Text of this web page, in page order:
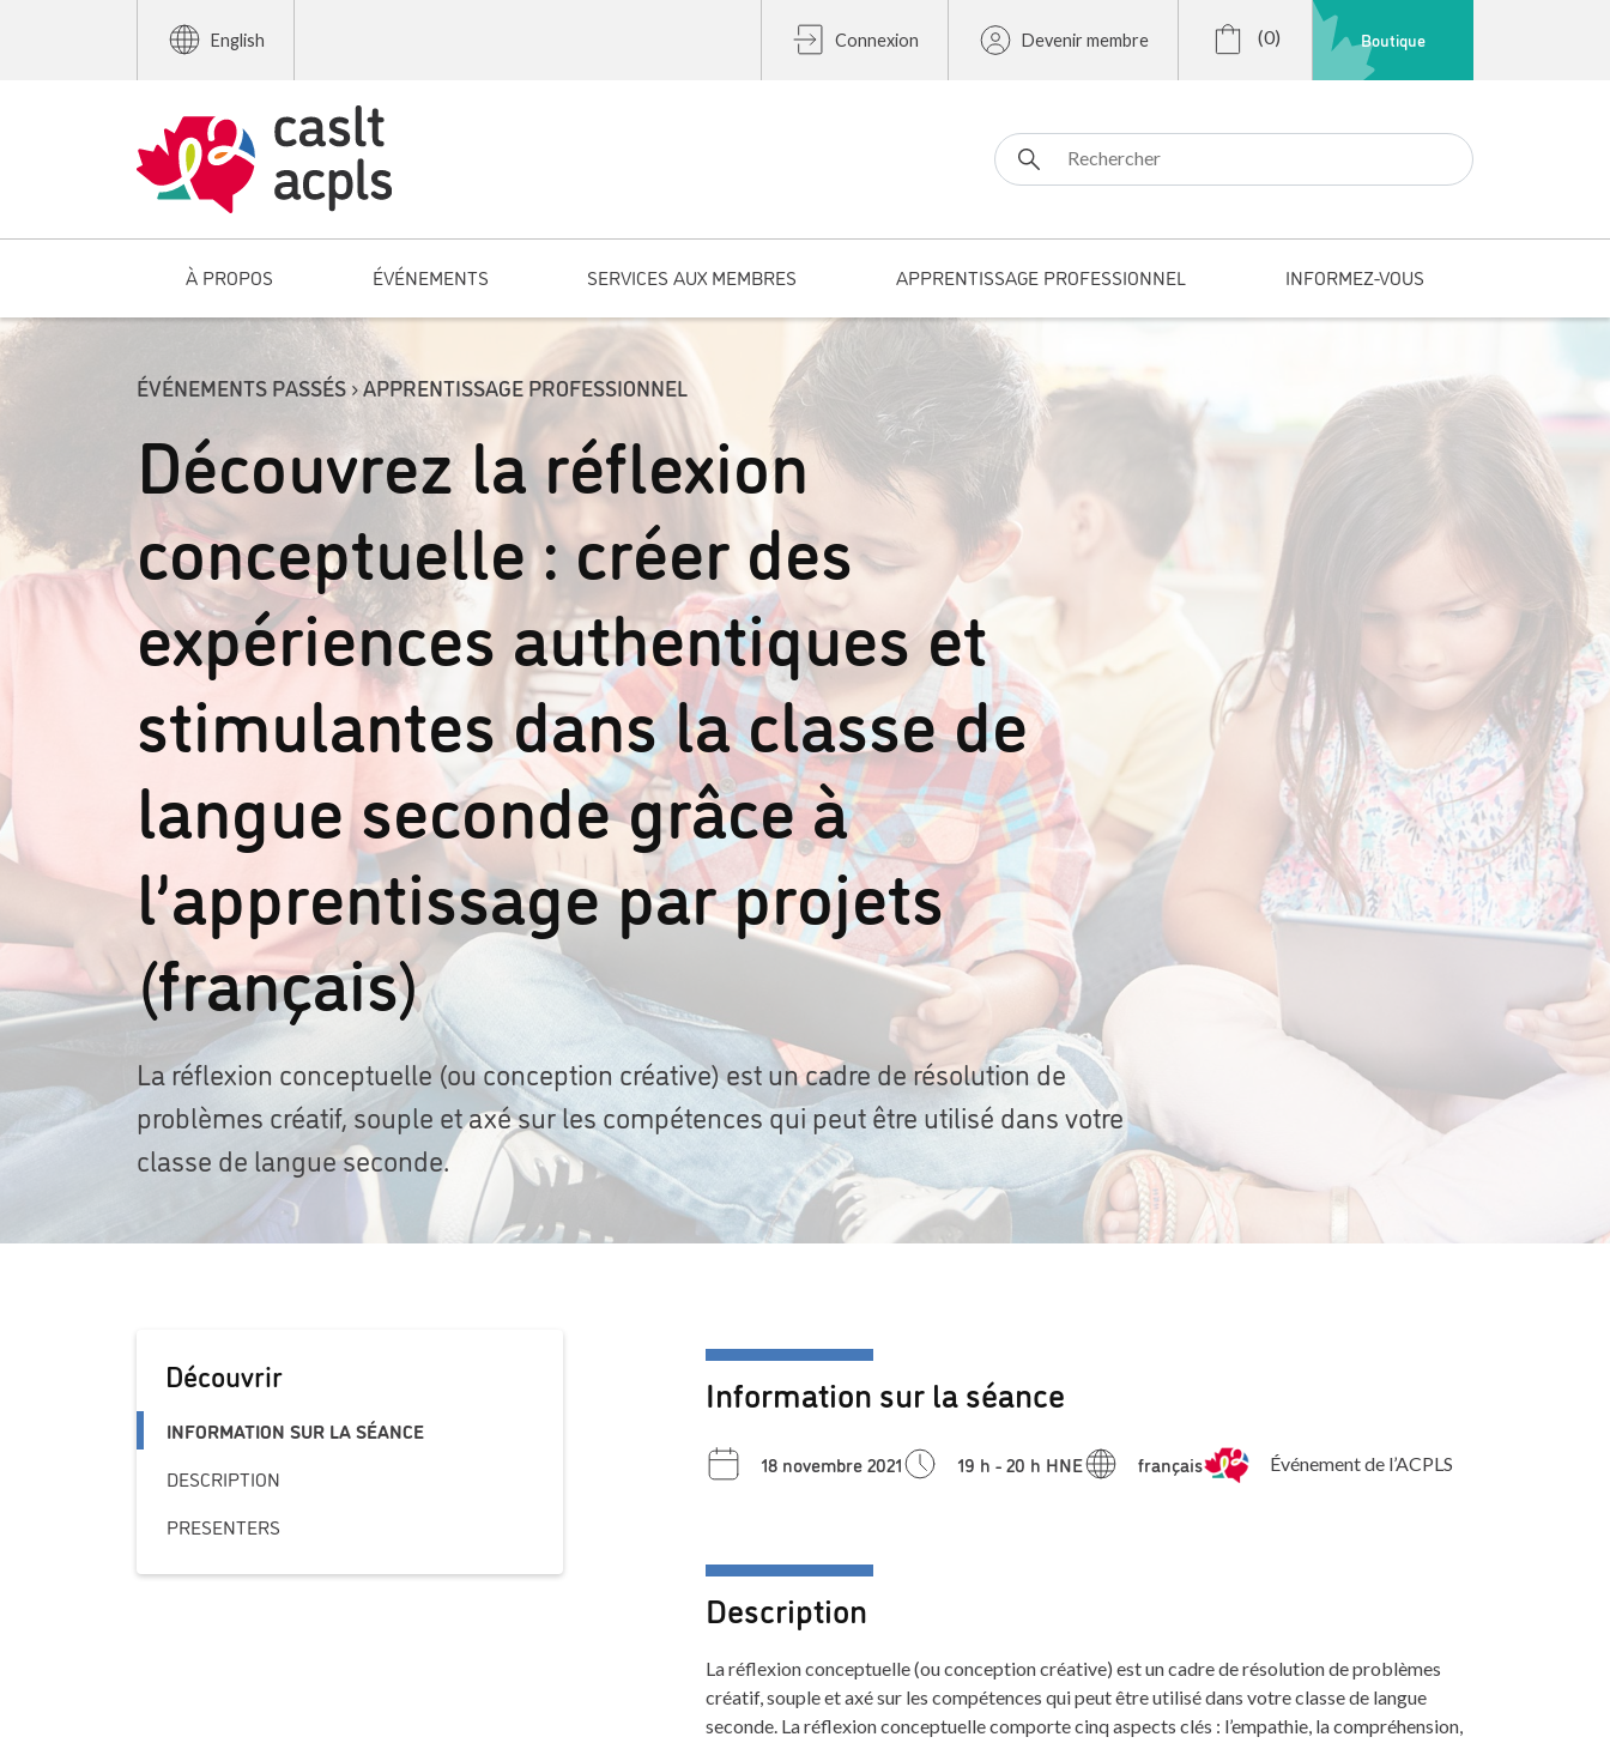
English Connexion Devenir membre (0) Boutique
Search for:
À PROPOS ÉVÉNEMENTS SERVICES AUX MEMBRES APPRENTISSAGE PROFESSIONNEL INFORMEZ-VOUS
ÉVÉNEMENTS PASSÉS › APPRENTISSAGE PROFESSIONNEL
Découvrez la réflexion
conceptuelle : créer des
expériences authentiques et
stimulantes dans la classe de
langue seconde grâce à
l’apprentissage par projets
(français)
La réflexion conceptuelle (ou conception créative) est un cadre de résolution de
problèmes créatif, souple et axé sur les compétences qui peut être utilisé dans votre
classe de langue seconde.
Découvrir
INFORMATION SUR LA SÉANCE
DESCRIPTION
PRESENTERS
Information sur la séance
18 novembre 2021 19 h - 20 h HNE français Événement de l’ACPLS
Description
La réflexion conceptuelle (ou conception créative) est un cadre de résolution de problèmes
créatif, souple et axé sur les compétences qui peut être utilisé dans votre classe de langue
seconde. La réflexion conceptuelle comporte cinq aspects clés : l’empathie, la compréhension,